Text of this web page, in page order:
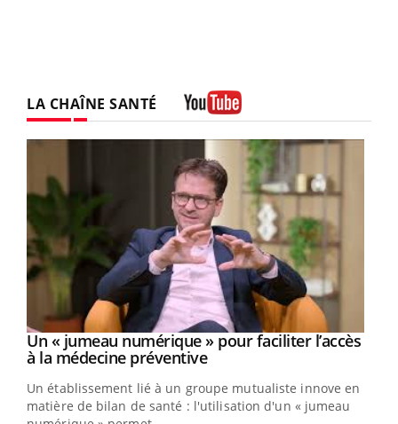
LA CHAÎNE SANTÉ
Youtube
Un « jumeau numérique » pour faciliter l’accès
à la médecine préventiveYoutube
Un établissement lié à un groupe mutualiste innove en
matière de bilan de santé : l'utilisation d'un « jumeau